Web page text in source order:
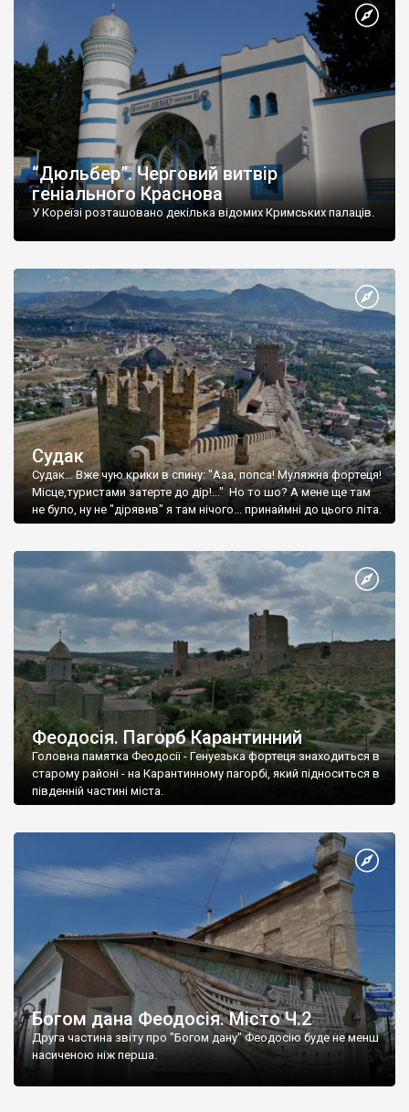
“Дюльбер”. Черговий витвір
геніального Краснова
У Кореїзі розташовано декілька відомих Кримських палаців.
Судак
Судак... Вже чую крики в спину: "Ааа, попса! Муляжна фортеця!
Місце,туристами затерте до дір!..." Но то шо? А мене ще там
не було, ну не "дірявив" я там нічого... принаймні до цього літа.
Феодосія. Пагорб Карантинний
Головна памятка Феодосії - Генуезька фортеця знаходиться в
старому районі - на Карантинному пагорбі, який підноситься в
південній частині міста.
Богом дана Феодосія. Місто Ч.2
Друга частина звіту про "Богом дану" Феодосію буде не менш
насиченою ніж перша.